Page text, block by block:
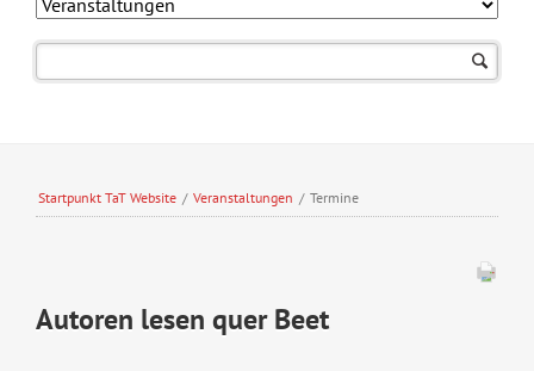
Startpunkt TaT Website / Veranstaltungen / Termine
Autoren lesen quer Beet